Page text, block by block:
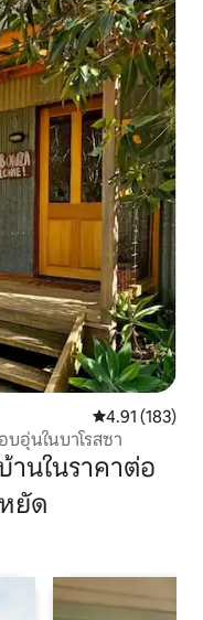
คะแนนเฉลี่ย
4.91 (183)
บอุ่นในบาโรสซา
นในราคาต่อ
ยัด